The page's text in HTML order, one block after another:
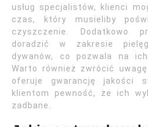
usług specjalistów, klienci
czas, który musieliby
czyszczenie. Dodatkowo
doradzić w zakresie
dywanów, co pozwala na ich
Warto również zwrócić
oferuje gwarancję jakości
klientom pewność, że ich
zadbane.